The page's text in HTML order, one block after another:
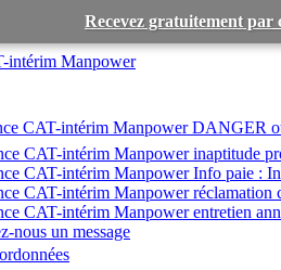
CAT-intérim Manpower DANGER
CAT-intérim Manpower inaptitude
CAT-intérim Manpower Info paie :
CAT-intérim Manpower réclamation
CAT-intérim Manpower entretien
nous un message
Recevez gratuitement